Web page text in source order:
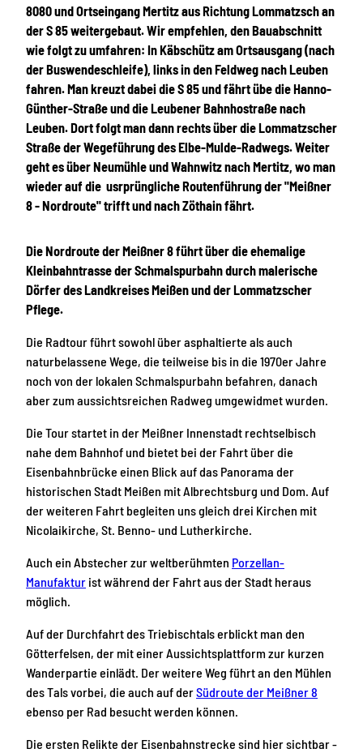
8080 und Ortseingang Mertitz aus Richtung Lommatzsch an
der S 85 weitergebaut.Wir empfehlen, den Bauabschnitt
wie folgt zu umfahren: In Käbschütz am Ortsausgang (nach
der Buswendeschleife), links in den Feldweg nach Leuben
fahren. Man kreuzt dabei die S 85 und fährt übe die Hanno-
Günther-Straße und die Leubener Bahnhostraße nach
Leuben. Dort folgt man dann rechts über die Lommatzscher
Straße derWegeführung des Elbe-Mulde-Radwegs.Weiter
geht es über Neumühle und Wahnwitz nach Mertitz, wo man
wieder auf die usrprüngliche Routenführung der "Meißner
8 - Nordroute" trifft und nach Zöthain fährt.
Die Nordroute der Meißner 8 führt über die ehemalige
Kleinbahntrasse der Schmalspurbahn durch malerische
Dörfer des Landkreises Meißen und der Lommatzscher
Pflege.
Die Radtour führt sowohl über asphaltierte als auch
naturbelassene Wege, die teilweise bis in die 1970er Jahre
noch von der lokalen Schmalspurbahn befahren, danach
aber zum aussichtsreichen Radweg umgewidmet wurden.
Die Tour startet in der Meißner Innenstadt rechtselbisch
nahe dem Bahnhof und bietet bei der Fahrt über die
Eisenbahnbrücke einen Blick auf das Panorama der
historischen Stadt Meißen mit Albrechtsburg und Dom. Auf
der weiteren Fahrt begleiten uns gleich drei Kirchen mit
Nicolaikirche, St. Benno- und Lutherkirche.
Auch ein Abstecher zur weltberühmten Porzellan-
Manufaktur ist während der Fahrt aus der Stadt heraus
möglich.
Auf der Durchfahrt des Triebischtals erblickt man den
Götterfelsen, der mit einer Aussichtsplattform zur kurzen
Wanderpartie einlädt. Der weitere Weg führt an den Mühlen
des Tals vorbei, die auch auf derSüdroute der Meißner 8
ebenso per Rad besucht werden können.
Die ersten Relikte der Eisenbahnstrecke sind hier sichtbar -